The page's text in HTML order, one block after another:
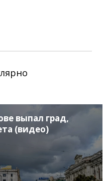
выпал град,
(видео)